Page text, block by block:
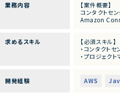
業務内容
【案件概要】
コンタクトセ
Amazon
技術的知見を
【業務内容】
・構築前の事
・案件受注後
求めるスキル
【必須スキル】
・コンタクト
・プロジェク
【尚可スキル】
開発経験 AWS